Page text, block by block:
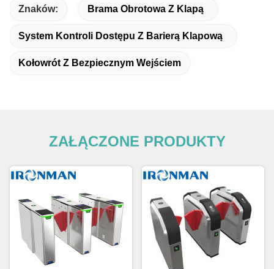
Znaków: Brama Obrotowa Z Klapą
System Kontroli Dostępu Z Barierą Klapową
Kołowrót Z Bezpiecznym Wejściem
ZAŁĄCZONE PRODUKTY